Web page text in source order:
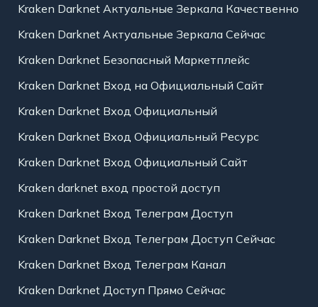
Kraken Darknet Актуальные Зеркала Качественно
Kraken Darknet Актуальные Зеркала Сейчас
Kraken Darknet Безопасный Маркетплейс
Kraken Darknet Вход на Официальный Сайт
Kraken Darknet Вход Официальный
Kraken Darknet Вход Официальный Ресурс
Kraken Darknet Вход Официальный Сайт
Kraken darknet вход простой доступ
Kraken Darknet Вход Телеграм Доступ
Kraken Darknet Вход Телеграм Доступ Сейчас
Kraken Darknet Вход Телеграм Канал
Kraken Darknet Доступ Прямо Сейчас